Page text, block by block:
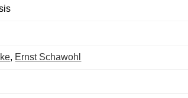
, Ernst Schawohl